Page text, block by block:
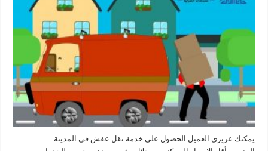
يمكنك عزيزي العميل الحصول علي خدمة نقل عفش في المدينة